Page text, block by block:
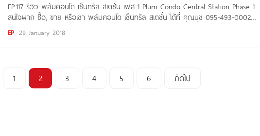
EP.117 รีวิว พลัมคอนโด เซ็นทรัล สเตชั่น เฟส 1 Plum Condo Central Station Phase 1
สนใจฝาก ซื้อ, ขาย หรือเช่า พลัมคอนโด เซ็นทรัล สเตชั่น ได้ที่ คุณนุช 095-493-0002
Email : accomforrent@gmail.com website : https://www.accomforrent.com Line
EP 29 January 2018
1 2 3 4 5 6 ถัดไป